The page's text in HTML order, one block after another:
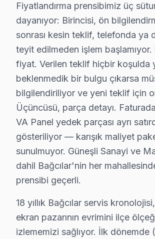
Yıldıztepe'de Techwood TV Servisi
Yıldıztepe Mahallesi'nde,
Techwood Parça Ömrü ve
Techwood televizyonlar,
Güç kartı, LED backlight ve T-Con
Fiyatları etkileyen en önemli
Bağcılar'de Fabrika Servis:
Fabrika Servis olarak, bu bölgede
Bizler, yerinde tamir hizmeti
Bağcılar Techwood servis - TV
Fiyatlandırma prensibimiz üç
dayanıyor: Birincisi, ön
sonrası kesin teklif, telefonda ya
teyit edilmeden işlem
fiyat. Verilen teklif hiçbir koşulda
beklenmedik bir bulgu çıkarsa
bilgilendiriliyor ve yeni teklif için
Üçüncüsü, parça detayı.
VA Panel yedek parçası ayrı
gösteriliyor — karışık maliyet
sunulmuyor. Güneşli Sanayi ve
dahil Bağcılar'nin her
prensibi geçerli.
18 yıllık Bağcılar servis
ekran pazarının evrimini ilçe
izlememizi sağlıyor. İlk dönemde